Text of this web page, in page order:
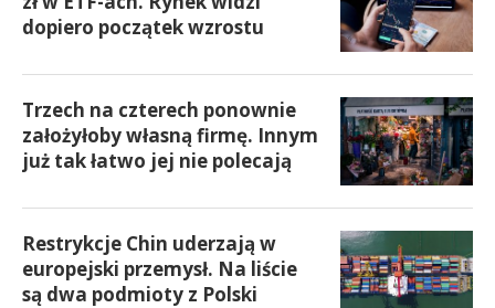
dopiero początek wzrostu
Trzech na czterech ponownie
założyłoby własną firmę. Innym
już tak łatwo jej nie polecają
Restrykcje Chin uderzają w
europejski przemysł. Na liście
są dwa podmioty z Polski